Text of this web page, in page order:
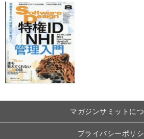
マガジンサミットに
プライバシーポリ